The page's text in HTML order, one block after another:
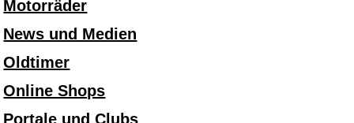
Motorräder
News und Medien
Oldtimer
Online Shops
Portale und Clubs